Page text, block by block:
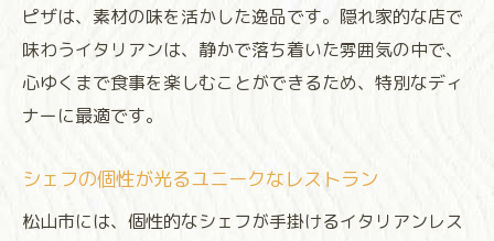
ピザは、素材の味を活かした逸品です。隠れ家的な店で
味わうイタリアンは、静かで落ち着いた雰囲気の中で、
心ゆくまで食事を楽しむことができるため、特別なディ
ナーに最適です。
シェフの個性が光るユニークなレストラン
松山市には、個性的なシェフが手掛けるイタリアンレス